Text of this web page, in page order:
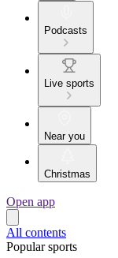
Podcasts
Live sports
Near you
Christmas
Open app
All contents
Popular sports